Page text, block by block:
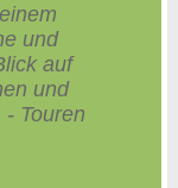
und
auf
und
Touren